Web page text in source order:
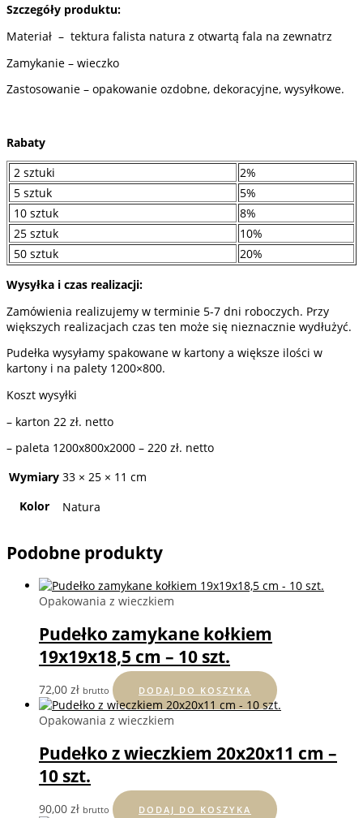
szt.
Szczegóły produktu:
Materiał – tektura falista natura z otwartą fala na zewnatrz
Zamykanie – wieczko
Zastosowanie – opakowanie ozdobne, dekoracyjne, wysyłkowe.
Rabaty
2 sztuki
2%
5 sztuk
5%
10 sztuk
8%
25 sztuk
10%
50 sztuk
20%
Wysyłka i czas realizacji:
Zamówienia realizujemy w terminie 5-7 dni roboczych. Przy
większych realizacjach czas ten może się nieznacznie wydłużyć.
Pudełka wysyłamy spakowane w kartony a większe ilości w
kartony i na palety 1200×800.
Koszt wysyłki
– karton 22 zł. netto
– paleta 1200x800x2000 – 220 zł. netto
Wymiary 33 × 25 × 11 cm
Kolor
Natura
Podobne produkty
Opakowania z wieczkiem
Pudełko zamykane kołkiem
19x19x18,5 cm – 10 szt.
72,00 zł brutto DODAJ DO KOSZYKA
Opakowania z wieczkiem
Pudełko z wieczkiem 20x20x11 cm –
10 szt.
90,00 zł brutto DODAJ DO KOSZYKA